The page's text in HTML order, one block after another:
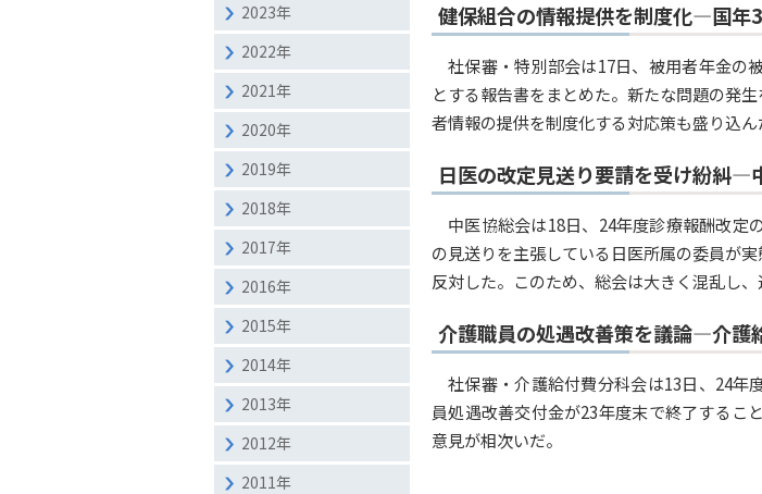
健保組合の情報提供を制度化―国
社保審・特別部会は17日、被用者年金の
とする報告書をまとめた。新たな問題の発
者情報の提供を制度化する対応策も盛り込ん
日医の改定見送り要請を受け紛
中医協総会は18日、24年度診療報酬改定
の見送りを主張している日医所属の委員が
反対した。このため、総会は大きく混乱し
介護職員の処遇改善策を議論―介
社保審・介護給付費分科会は13日、24年
員処遇改善交付金が23年度末で終了するこ
意見が相次いだ。
2023年
2022年
2021年
2020年
2019年
2018年
2017年
2016年
2015年
2014年
2013年
2012年
2011年